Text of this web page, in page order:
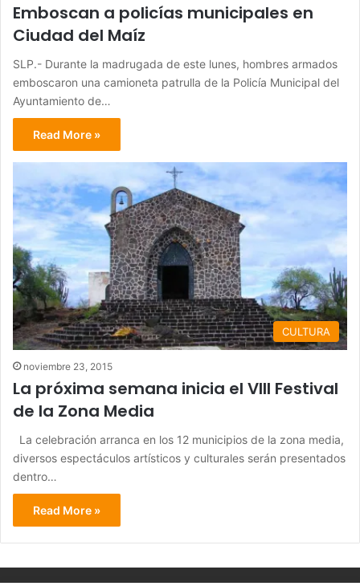
Emboscan a policías municipales en
Ciudad del Maíz
SLP.- Durante la madrugada de este lunes, hombres armados
emboscaron una camioneta patrulla de la Policía Municipal del
Ayuntamiento de…
Read More »
CULTURA
noviembre 23, 2015
La próxima semana inicia el VIII Festival
de la Zona Media
La celebración arranca en los 12 municipios de la zona media,
diversos espectáculos artísticos y culturales serán presentados
dentro…
Read More »